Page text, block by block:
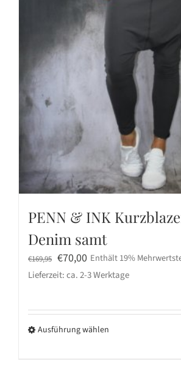
PENN & INK
Denim samt
€169,95 Ursprünglicher
Preis
€169,95
€70,00Aktueller
Preis
€70,00.
Enthält 19%
Lieferzeit: ca. 2-3 Werktage
Ausführung wählen